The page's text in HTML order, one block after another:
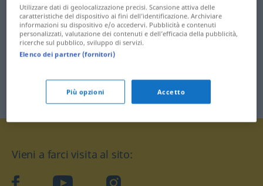
Vieni a farci visita al sito:
facebook YouTube Instagram
Utilizzare dati di geolocalizzazione precisi. Scansione attiva delle
caratteristiche del dispositivo ai fini dell’identificazione. Archiviare
informazioni su dispositivo e/o accedervi. Pubblicità e contenuti
personalizzati, valutazione dei contenuti e dell’efficacia della pubblicità,
ricerche sul pubblico, sviluppo di servizi.
Elenco dei partner (fornitori)
Più opzioni Accetto